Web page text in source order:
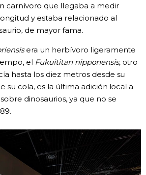
carnívoro que llegaba a medir
y estaba relacionado al
de mayor fama.
era un herbívoro ligeramente
el Fukuititan nipponensis,otro
hasta los diez metros desde su
su cola, es la última adición local a
dinosaurios, ya que no se